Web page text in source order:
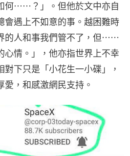
⋯⋯？」。但他於文中亦自
會遇上不如意的事。越困難時
的人和事我們管不了，但⋯⋯
心情。」，他亦指世界上不幸
下只是「小花生一小碟」，
，和感激網民支持。